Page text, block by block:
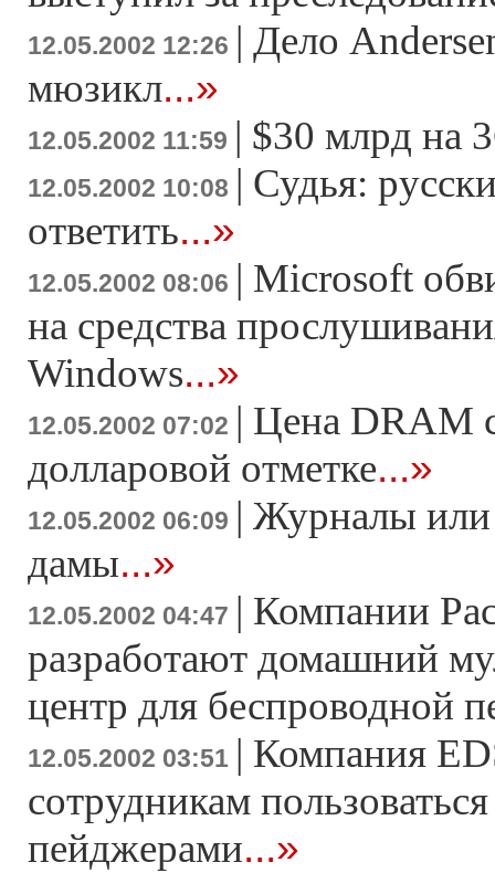
12.05.2002 12:26 | Дело
мюзикл...»
12.05.2002 11:59 | $30 млрд на
12.05.2002 10:08 | Судья:
ответить...»
12.05.2002 08:06 | Microsoft
на средства
Windows...»
12.05.2002 07:02 | Цена DRAM
долларовой отметке...»
12.05.2002 06:09 | Журналы
дамы...»
12.05.2002 04:47 | Компании
разработают домашний
центр для беспроводной
12.05.2002 03:51 | Компания
сотрудникам
пейджерами...»